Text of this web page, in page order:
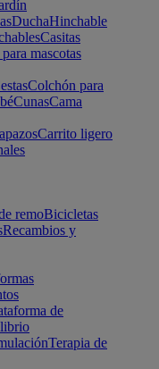
DuchaHinchable
Casitas
mascotas
Colchón para
CunasCama
Carrito ligero
remoBicicletas
Recambios y
de
Terapia de